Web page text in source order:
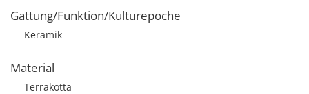
Gattung/Funktion/Kulturepoche
Keramik
Material
Terrakotta